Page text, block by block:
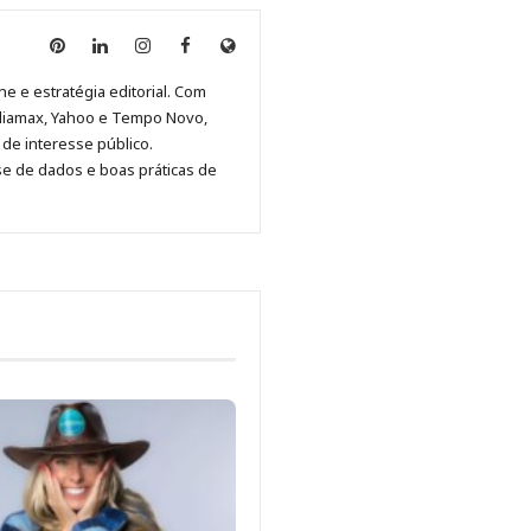
Anny
no
Pinterest
Anny
no
LinkedIn
Anny
no
Instagram
Anny
no
Facebook
Site
e estratégia editorial. Com
Yahoo e Tempo Novo,
interesse público.
de dados e boas práticas de